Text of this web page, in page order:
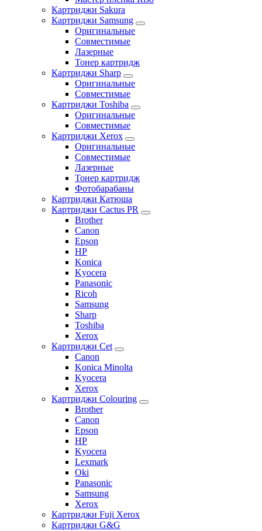
Картриджи Sakura
Картриджи Samsung
Оригинальные
Совместимые
Лазерные
Тонер картридж
Картриджи Sharp
Оригинальные
Совместимые
Картриджи Toshiba
Оригинальные
Совместимые
Картриджи Xerox
Оригинальные
Совместимые
Лазерные
Тонер картридж
Фотобарабаны
Картриджи Катюша
Картриджи Cactus PR
Brother
Canon
Epson
HP
Konica
Kyocera
Panasonic
Ricoh
Samsung
Sharp
Toshiba
Xerox
Картриджи Cet
Canon
Konica Minolta
Kyocera
Xerox
Картриджи Colouring
Brother
Canon
Epson
HP
Kyocera
Lexmark
Oki
Panasonic
Samsung
Xerox
Картриджи Fuji Xerox
Картриджи G&G